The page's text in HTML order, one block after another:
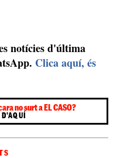
notícies d'última
Clica aquí, és
no surt a EL CASO?